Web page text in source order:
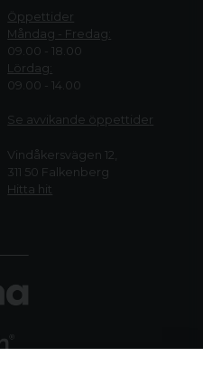
Öppettider
Måndag - Fredag:
09.00 - 18.00
Lördag:
09.00 - 14.00
Se avvikande öppettider
Vindåkersvägen 12,
311 50 Falkenberg
Hitta hit